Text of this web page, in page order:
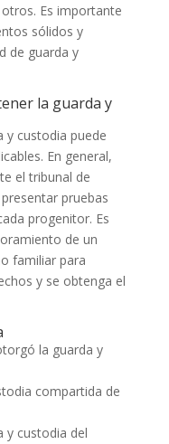
Es importante
sólidos y
de guarda y
la guarda y
y custodia puede
En general,
el tribunal de
pruebas
progenitor. Es
de un
familiar para
y se obtenga el
la guarda y
compartida de
y custodia del